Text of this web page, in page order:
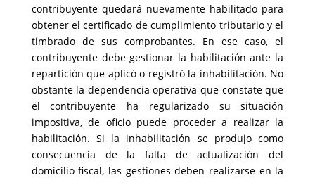
contribuyente quedará nuevamente habilitado para
obtener el certificado de cumplimiento tributario y el
timbrado de sus comprobantes. En ese caso, el
contribuyente debe gestionar la habilitación ante la
repartición que aplicó o registró la inhabilitación. No
obstante la dependencia operativa que constate que
el contribuyente ha regularizado su situación
impositiva, de oficio puede proceder a realizar la
habilitación. Si la inhabilitación se produjo como
consecuencia de la falta de actualización del
domicilio fiscal, las gestiones deben realizarse en la